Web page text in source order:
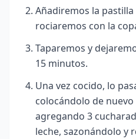
Añadiremos la pastilla
rociaremos con la
Taparemos y
15 minutos.
Una vez cocido, lo
colocándolo de nuevo
agregando 3
leche, sazonándolo y